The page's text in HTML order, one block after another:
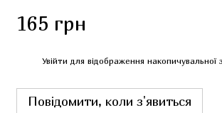
165 грн
Увійти для відображення накопичувальної
Повідомити, коли з'явиться